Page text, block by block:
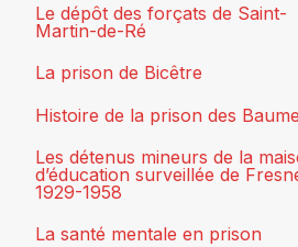
Le dépôt des forçats de Saint-
Martin-de-Ré
La prison de Bicêtre
Histoire de la prison des
Les détenus mineurs de la
d’éducation surveillée de
1929-1958
La santé mentale en prison